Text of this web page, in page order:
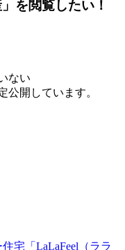
ない
公開しています。